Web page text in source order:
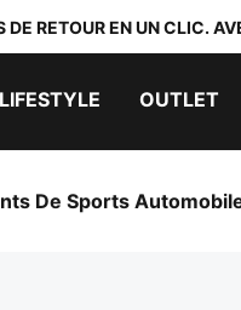
DE RETOUR EN UN CLIC.
LIFESTYLE OUTLET
De Sports